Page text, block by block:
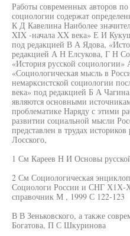
Работы современных авторов
социологии содержат
К Д Кавелина Наиболее
XIX -начала XX века» Е И
под редакцией В А Ядова,
редакцией А Н Елсукова, Г Н
«История русской
«Социологическая мысль в
немарксистской социологии
века» под редакцией Б А
являются основными
проблематике Наряду с этими
развитии социальной мысли
представлен в трудах
Лосского,
1 См Кареев Н И Основы
2 См Социологическая
Социологи России и СНГ Х1Х-
справочник М , 1999 С 122-123
В В Зеньковского, а также
Богатова, П С Шкуринова